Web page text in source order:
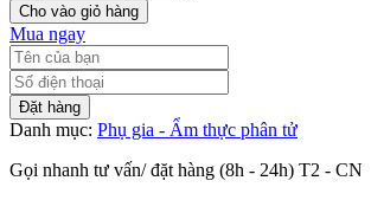
Cho vào giỏ hàng
Mua ngay
Đặt hàng
Danh mục: Phụ gia - Ẩm thực phân tử
Gọi nhanh tư vấn/ đặt hàng (8h - 24h) T2 - CN